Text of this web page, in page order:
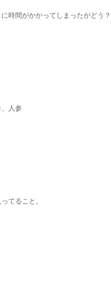
時間がかかってしまったがどう？
人参
てること。